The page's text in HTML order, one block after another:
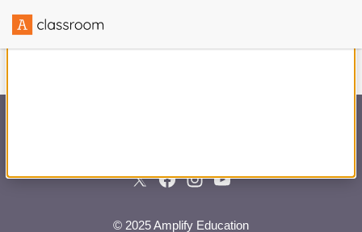
© 2025 Amplify Education